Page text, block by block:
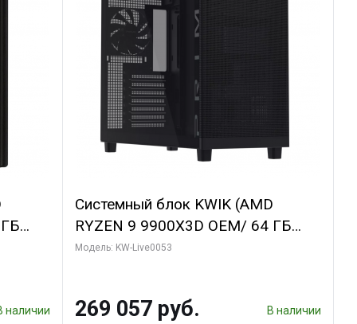
наличии
Системный блок KWIK (AMD
RYZEN 9 9900X3D OEM/ 64 ГБ
ОЗУ/ Acer RX9070 PREDATOR
Модель: KW-Live0053
269 057 руб. В наличии